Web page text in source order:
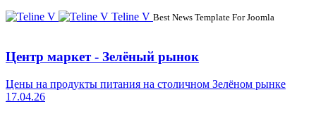
Teline V Best News Template For Joomla
Центр маркет - Зелёный рынок
Цены на продукты питания на столичном Зелёном рынке
17.04.26